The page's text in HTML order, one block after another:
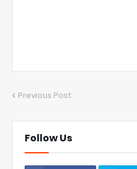
Previous Post
Follow Us